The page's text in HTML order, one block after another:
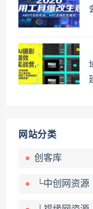
网站分类
创客库
└中创网资源